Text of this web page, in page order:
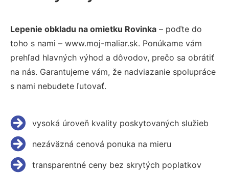
Lepenie obkladu na omietku Rovinka – poďte do
toho s nami – www.moj-maliar.sk. Ponúkame vám
prehľad hlavných výhod a dôvodov, prečo sa obrátiť
na nás. Garantujeme vám, že nadviazanie spolupráce
s nami nebudete ľutovať.
vysoká úroveň kvality poskytovaných služieb
nezáväzná cenová ponuka na mieru
transparentné ceny bez skrytých poplatkov